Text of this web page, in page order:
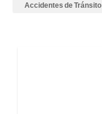
Accidentes de Tránsito